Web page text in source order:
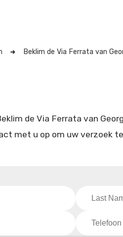
Beklim de Via Ferrata van
de Via Ferrata van
met u op om uw verzoek